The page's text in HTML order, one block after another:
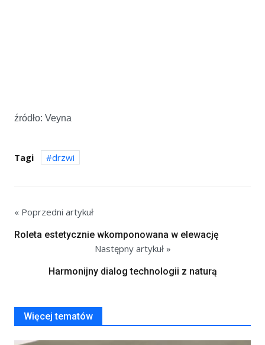
źródło: Veyna
Tagi drzwi
« Poprzedni artykuł
Roleta estetycznie wkomponowana w elewację
Następny artykuł »
Harmonijny dialog technologii z naturą
Więcej tematów